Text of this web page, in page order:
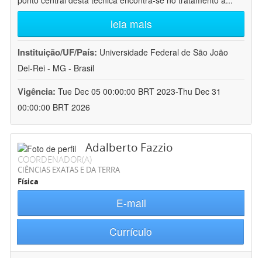
leia mais
Instituição/UF/País: Universidade Federal de São João
Del-Rei - MG - Brasil
Vigência: Tue Dec 05 00:00:00 BRT 2023-Thu Dec 31
00:00:00 BRT 2026
Adalberto Fazzio
COORDENADOR(A)
CIÊNCIAS EXATAS E DA TERRA
Física
E-mail
Currículo